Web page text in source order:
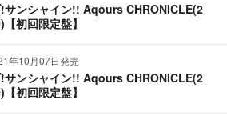
サンシャイン!! Aqours CHRONICLE(2
初回限定盤】
年10月07日発売
サンシャイン!! Aqours CHRONICLE(2
初回限定盤】